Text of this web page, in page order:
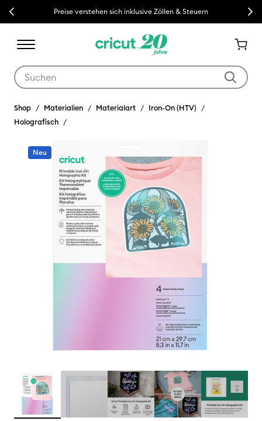
Previous Preise verstehen sich inklusive Zöllen & Steuern Next
Shop Materialien Materialart
Iron-On (HTV)
Holografisch
Neu